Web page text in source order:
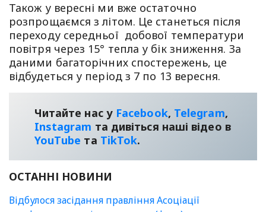
Також у вересні ми вже остаточно
розпрощаємся з літом. Це станеться після
переходу середньої добової температури
повітря через 15° тепла у бік зниження. За
даними багаторічних спостережень, це
відбудеться у період з 7 по 13 вересня.
Читайте нас у Facebook, Telegram,
Instagram та дивіться наші відео в
YouТube та TikTok.
ОСТАННІ НОВИНИ
Відбулося засідання правління Асоціації